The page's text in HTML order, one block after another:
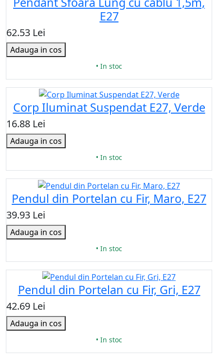
E27
62.53 Lei
Adauga in cos
• In stoc
Corp Iluminat Suspendat E27, Verde
16.88 Lei
Adauga in cos
• In stoc
Pendul din Portelan cu Fir, Maro, E27
39.93 Lei
Adauga in cos
• In stoc
Pendul din Portelan cu Fir, Gri, E27
42.69 Lei
Adauga in cos
• In stoc